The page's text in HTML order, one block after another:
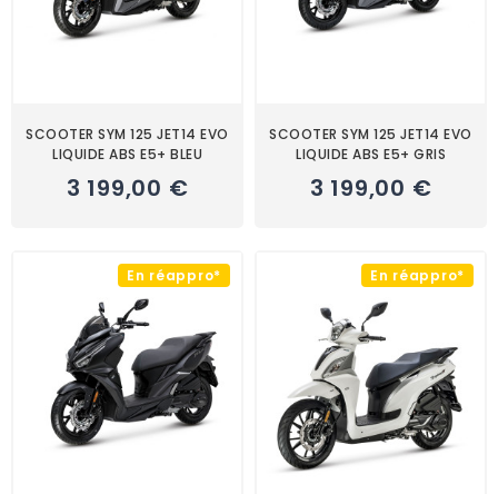
SCOOTER SYM 125 JET14 EVO
LIQUIDE ABS E5+ BLEU
3 199,00 €
SCOOTER SYM 125 JET14 EVO
LIQUIDE ABS E5+ GRIS
3 199,00 €
En réappro* En réappro*